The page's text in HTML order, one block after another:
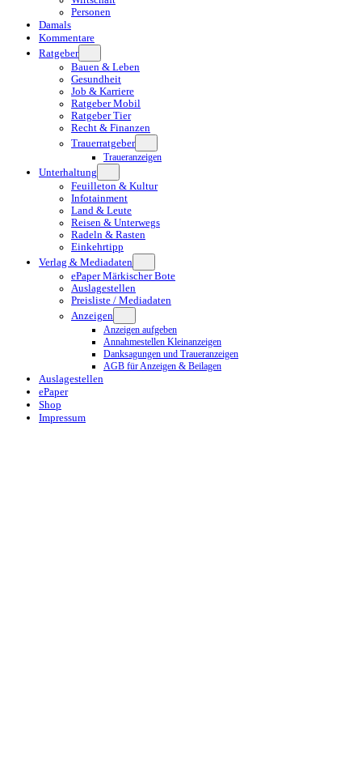
Personen
Damals
Kommentare
Ratgeber
Bauen & Leben
Gesundheit
Job & Karriere
Ratgeber Mobil
Ratgeber Tier
Recht & Finanzen
Trauerratgeber
Traueranzeigen
Unterhaltung
Feuilleton & Kultur
Infotainment
Land & Leute
Reisen & Unterwegs
Radeln & Rasten
Einkehrtipp
Verlag & Mediadaten
ePaper Märkischer Bote
Auslagestellen
Preisliste / Mediadaten
Anzeigen
Anzeigen aufgeben
Annahmestellen Kleinanzeigen
Danksagungen und Traueranzeigen
AGB für Anzeigen & Beilagen
Auslagestellen
ePaper
Shop
Impressum